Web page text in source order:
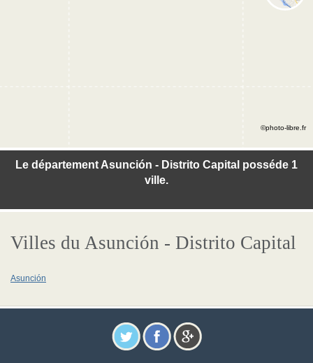
Le département Asunción - Distrito Capital posséde 1
ville.
©photo-libre.fr
Villes du Asunción - Distrito Capital
Asunción